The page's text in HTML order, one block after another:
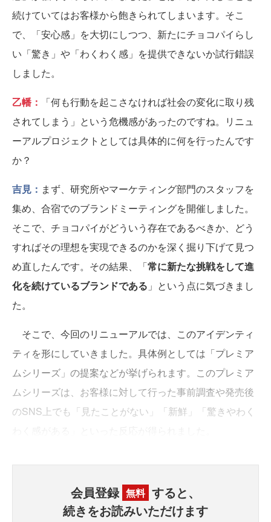
続けていてはお客様から飽きられてしまいます。そこ
で、「安心感」を大切にしつつ、新たにチョコパイらし
い「驚き」や「わくわく感」を提供できないか試行錯誤
しました。
乙幡：
「何も行動を起こさなければ社会の変化に取り残
されてしまう」という危機感があったのですね。リニュ
ーアルプロジェクトとしては具体的に何を行ったんです
か？
吉見： まず、研究所やマーケティング部門のスタッフを
集め、合宿でのブランドミーティングを開催しました。
そこで、チョコパイがどういう存在であるべきか、どう
すればその理想を実現できるのかを深く掘り下げて見つ
め直したんです。その結果、「常に新たな挑戦をして進
化を続けているブランドである 」という点に気づきまし
た。
そこで、今回のリニューアルでは、このアイデンティ
ティを形にしていきました。具体例としては「プレミア
ムシリーズ」の提案などが挙げられます。このプレミア
ムシリーズは、お客様に対して行った事前調査や発売後
のSNS上でも「見たことがない」「新鮮」「驚きやわく
会員登録 無料 すると、
続きをお読みいただけます